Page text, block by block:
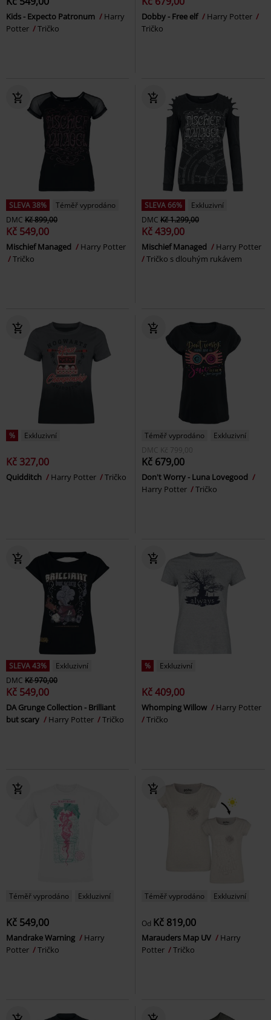
Kids - Expecto Patronum
Harry
Potter
Tričko
Dobby - Free elf
Harry Potter
Tričko
SLEVA 38%
Téměř vyprodáno
DMC Kč 899,00
Kč 549,00
Mischief Managed
Harry Potter
Tričko
SLEVA 66%
Exkluzivní
DMC Kč 1.299,00
Kč 439,00
Mischief Managed
Harry Potter
Tričko s dlouhým rukávem
% Exkluzivní
Kč 327,00
Quidditch Harry Potter Tričko
Téměř vyprodáno
Exkluzivní
DMC
Kč 799,00
Kč 679,00
Don't Worry - Luna Lovegood
Harry Potter
Tričko
SLEVA 43%
Exkluzivní
DMC Kč 970,00
Kč 549,00
DA Grunge Collection - Brilliant
but scary
Harry Potter Tričko
% Exkluzivní
Kč 409,00
Whomping Willow
Harry Potter
Tričko
Téměř vyprodáno Exkluzivní
Kč 549,00
Mandrake Warning
Harry
Potter
Tričko
Téměř vyprodáno Exkluzivní
Od Kč 819,00
Marauders Map UV
Harry
Potter
Tričko